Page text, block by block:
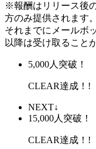
※報酬はリリース後
方のみ提供されます。
それまでにメールボ
以降は受け取ること
5,000人突破！
CLEAR達成！!
NEXT↓
15,000人突破！
CLEAR達成！!